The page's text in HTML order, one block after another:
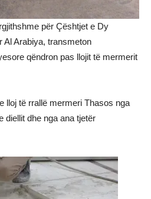
për Çështjet e Dy
Al Arabiya, transmeton
qëndron pas llojit të mermerit
lloj të rrallë mermeri Thasos nga
diellit dhe nga ana tjetër